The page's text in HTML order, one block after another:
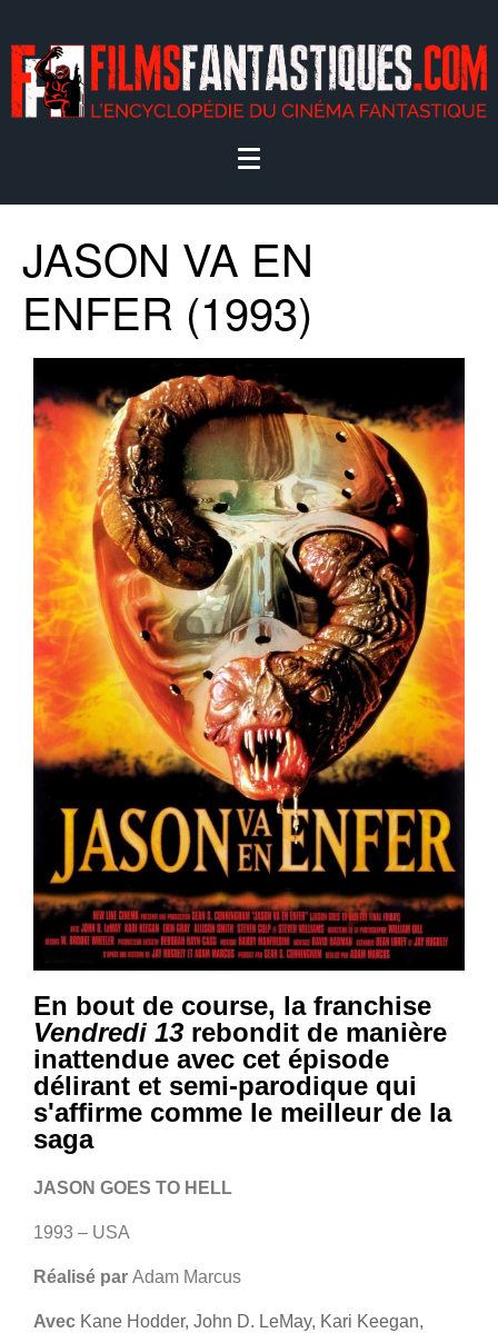
JASON VA EN
ENFER (1993)
En bout de course, la franchise
Vendredi 13 rebondit de manière
inattendue avec cet épisode
délirant et semi-parodique qui
s'affirme comme le meilleur de la
saga
JASON GOES TO HELL
1993 – USA
Réalisé par Adam Marcus
Avec Kane Hodder, John D. LeMay, Kari Keegan,